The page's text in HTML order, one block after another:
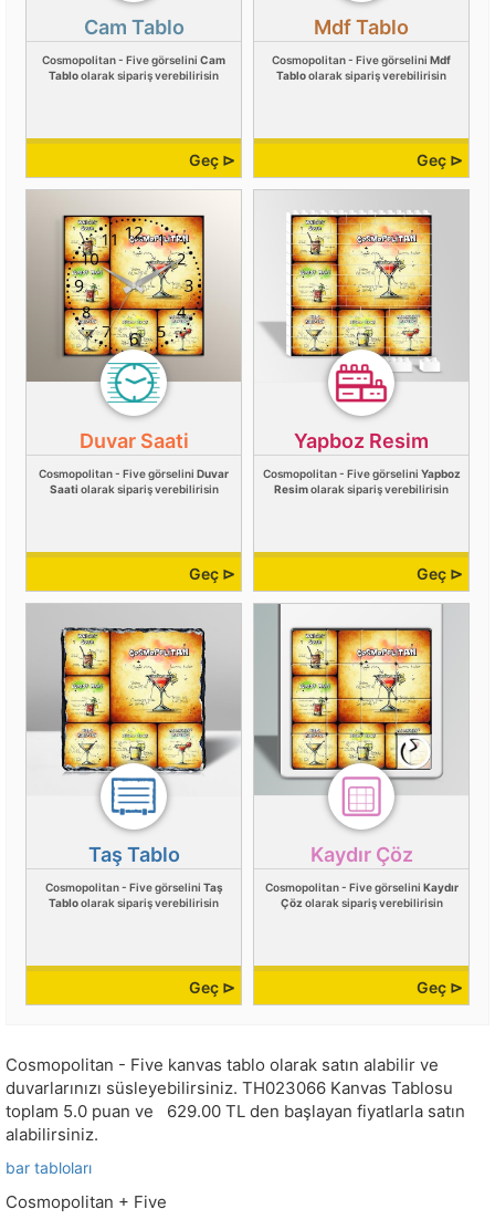
Cam Tablo
Cosmopolitan - Five görselini Cam
Tabloolarak sipariş verebilirisin
Geç ⊳
Mdf Tablo
Cosmopolitan - Five görselini Mdf
Tabloolarak sipariş verebilirisin
Geç ⊳
Duvar Saati
Cosmopolitan - Five görselini Duvar
Saati olarak sipariş verebilirisin
Geç ⊳
Yapboz Resim
Cosmopolitan - Five görselini Yapboz
Resimolarak sipariş verebilirisin
Geç ⊳
Taş Tablo
Cosmopolitan - Five görselini Taş
Tabloolarak sipariş verebilirisin
Geç ⊳
Kaydır Çöz
Cosmopolitan - Five görselini Kaydır
Çöz olarak sipariş verebilirisin
Geç ⊳
Cosmopolitan - Five kanvas tablo olarak satın alabilir ve
duvarlarınızı süsleyebilirsiniz. TH023066 Kanvas Tablosu
toplam 5.0 puan ve 629.00 TL den başlayan fiyatlarla satın
alabilirsiniz.
bar tabloları
Cosmopolitan + Five